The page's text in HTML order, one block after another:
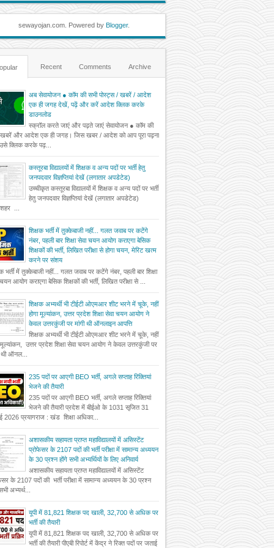
sewayojan.com. Powered by Blogger.
Recent Comments Archive
अब सेवायोजन ● कॉम की सभी पोस्ट्स / खबरें / आदेश
एक ही जगह देखें, पढ़ें और करें आदेश क्लिक करके
डाउनलोड
स्क्रॉल करते जाएं और पढ़ते जाएं सेवायोजन ● कॉम की
खबरें और आदेश एक ही जगह। जिस खबर / आदेश को आप पूरा पढ़ना
क्लिक करके पढ़...
कस्तूरबा विद्यालयों में शिक्षक व अन्य पदों पर भर्ती हेतु
जनपदवार विज्ञप्तियां देखें (लगातार अपडेटेड)
उच्चीकृत कस्तूरबा विद्यालयों में शिक्षक व अन्य पदों पर भर्ती
हेतु जनपदवार विज्ञप्तियां देखें (लगातार अपडेटेड)
...
शिक्षक भर्ती में तुक्केबाजी नहीं... गलत जवाब पर कटेंगे
नंबर, पहली बार शिक्षा सेवा चयन आयोग कराएगा बेसिक
शिक्षकों की भर्ती, लिखित परीक्षा से होगा चयन, मेरिट खत्म
करने पर संशय
भर्ती में तुक्केबाजी नहीं... गलत जवाब पर कटेंगे नंबर, पहली बार शिक्षा
आयोग कराएगा बेसिक शिक्षकों की भर्ती, लिखित परीक्षा से ...
शिक्षक अभ्यर्थी भी टीईटी ओएमआर शीट भरने में चूके, नहीं
होगा मूल्यांकन, उत्तर प्रदेश शिक्षा सेवा चयन आयोग ने
केवल उत्तरकुंजी पर मांगी थी ऑनलाइन आपत्ति
शिक्षक अभ्यर्थी भी टीईटी ओएमआर शीट भरने में चूके, नहीं
मूल्यांकन, उत्तर प्रदेश शिक्षा सेवा चयन आयोग ने केवल उत्तरकुंजी पर
थी ऑनल...
235 पदों पर आएगी BEO भर्ती, अगले सप्ताह रिक्तियां
भेजने की तैयारी
235 पदों पर आएगी BEO भर्ती, अगले सप्ताह रिक्तियां
भेजने की तैयारी प्रदेश में बीईओ के 1031 सृजित 31
2026 प्रयागराज : खंड शिक्षा अधिका...
अशासकीय सहायता प्राप्त महाविद्यालयों में असिस्टेंट
प्रोफेसर के 2107 पदों की भर्ती परीक्षा में सामान्य अध्ययन
के 30 प्रश्न होंगे सभी अभ्यर्थियों के लिए अनिवार्य
अशासकीय सहायता प्राप्त महाविद्यालयों में असिस्टेंट
के 2107 पदों की भर्ती परीक्षा में सामान्य अध्ययन के 30 प्रश्न
अभ्यर्थ...
यूपी में 81,821 शिक्षक पद खाली, 32,700 से अधिक पर
भर्ती की तैयारी
यूपी में 81,821 शिक्षक पद खाली, 32,700 से अधिक पर
भर्ती की तैयारी पीएबी रिपोर्ट में केंद्र ने रिक्त पदों पर जताई